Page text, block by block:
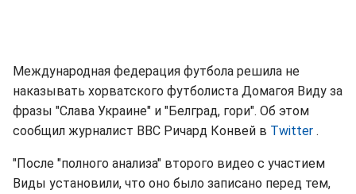
Международная федерация футбола решила не
наказывать хорватского футболиста Домагоя Виду за
фразы "Слава Украине" и "Белград, гори". Об этом
сообщил журналист BBC Ричард Конвей в Twitter .
"После "полного анализа" второго видео с участием
Виды установили, что оно было записано перед тем,